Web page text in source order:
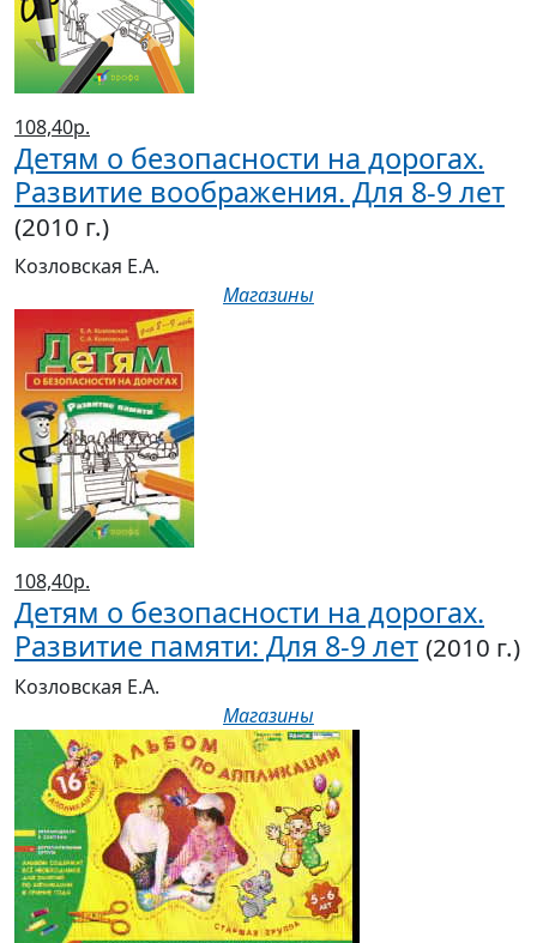
108,40р.
Детям о безопасности на дорогах.
Развитие воображения. Для 8-9 лет
(2010 г.)
Козловская Е.А.
Магазины
108,40р.
Детям о безопасности на дорогах.
Развитие памяти: Для 8-9 лет (2010 г.)
Козловская Е.А.
Магазины